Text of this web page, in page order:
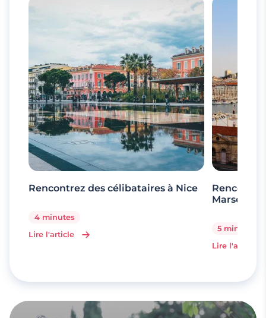
Rencontrez des célibataires à Nice
4 minutes
Lire l'article
Marseille
5 minutes
Lire l'article